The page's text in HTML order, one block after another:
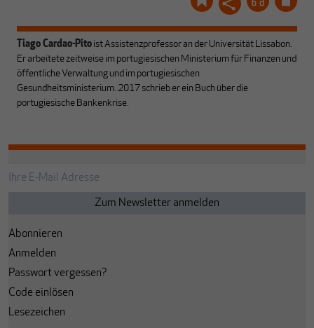
Tiago Cardao-Pito ist Assistenzprofessor an der Universität Lissabon.
Er arbeitete zeitweise im portugiesischen Ministerium für Finanzen und
öffentliche Verwaltung und im portugiesischen
Gesundheitsministerium. 2017 schrieb er ein Buch über die
portugiesische Bankenkrise.
Abonnieren
Anmelden
Passwort vergessen?
Code einlösen
Lesezeichen